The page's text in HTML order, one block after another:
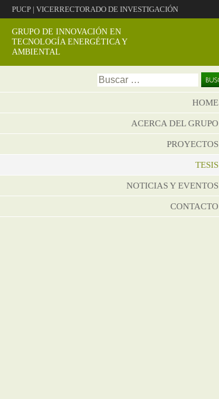
PUCP | VICERRECTORADO DE INVESTIGACIÓN
GRUPO DE INNOVACIÓN EN
TECNOLOGÍA ENERGÉTICA Y
AMBIENTAL
Buscar:
HOME
ACERCA DEL GRUPO
PROYECTOS
TESIS
NOTICIAS Y EVENTOS
CONTACTO